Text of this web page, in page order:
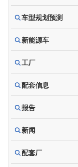
车型规划预测
新能源车
工厂
配套信息
报告
新闻
配套厂